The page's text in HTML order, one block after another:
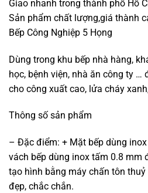
Giao nhanh trong thành phố Hồ
Sản phẩm chất lượng,giá thành
Bếp Công Nghiệp 5 Họng
Dùng trong khu bếp nhà hàng,
học, bệnh viện, nhà ăn công ty …
cho công xuất cao, lửa cháy
Thông số sản phẩm
– Đặc điểm: + Mặt bếp dùng
vách bếp dùng inox tấm 0.8 mm
tạo hình bằng máy chấn tôn
đẹp, chắc chắn.